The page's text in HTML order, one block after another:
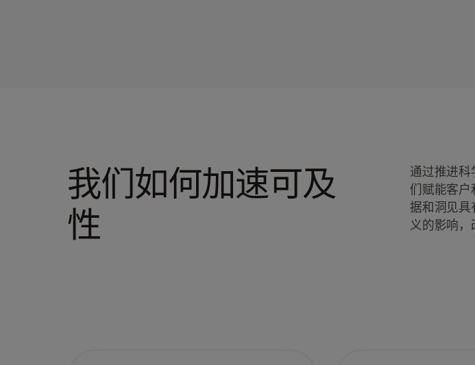
我们如何加速可及
性
通过推进
们赋能客
据和洞见具
义的影响，